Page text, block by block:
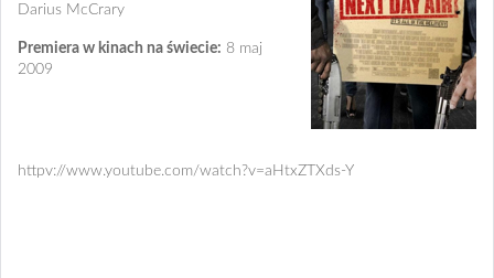
Darius McCrary
Premiera w kinach na świecie: 8 maj
2009
httpv://www.youtube.com/watch?v=aHtxZTXds-Y